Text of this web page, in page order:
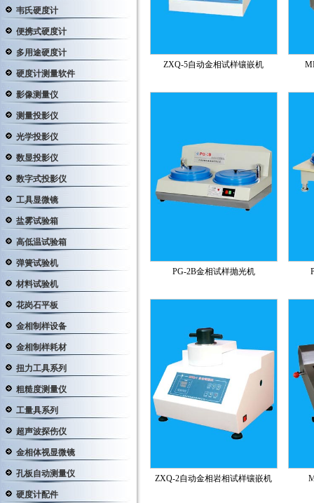
韦氏硬度计
便携式硬度计
多用途硬度计
硬度计测量软件
影像测量仪
测量投影仪
光学投影仪
数显投影仪
数字式投影仪
工具显微镜
盐雾试验箱
高低温试验箱
弹簧试验机
材料试验机
花岗石平板
金相制样设备
金相制样耗材
扭力工具系列
粗糙度测量仪
工量具系列
超声波探伤仪
金相体视显微镜
孔板自动测量仪
硬度计配件
ZXQ-5自动金相试样镶嵌机
PG-2B金相试样抛光机
ZXQ-2自动金相岩相试样镶嵌机